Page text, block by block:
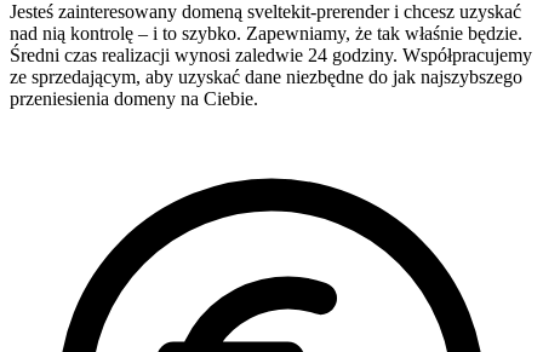
Jesteś zainteresowany domeną sveltekit-prerender i chcesz uzyskać
nad nią kontrolę – i to szybko. Zapewniamy, że tak właśnie będzie.
Średni czas realizacji wynosi zaledwie 24 godziny. Współpracujemy
ze sprzedającym, aby uzyskać dane niezbędne do jak najszybszego
przeniesienia domeny na Ciebie.